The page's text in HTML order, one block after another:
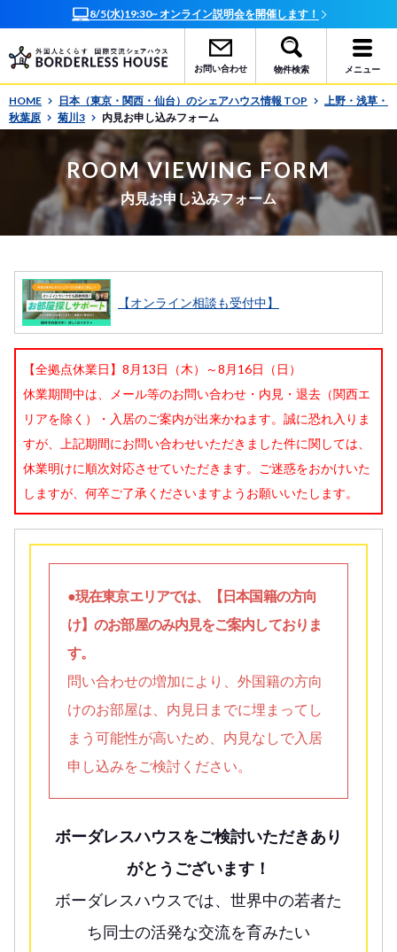
8/5(水)19:30~ オンライン説明会を開催します！
お問い合わせ 物件検索 メニュー
HOME 日本（東京・関西・仙台）のシェアハウス情報 TOP
上野・浅草・
秋葉原
菊川3 内見お申し込みフォーム
ROOM VIEWING FORM
内見お申し込みフォーム
【オンライン相談も受付中】
【全拠点休業日】8月13日（木）～8月16日（日）
休業期間中は、メール等のお問い合わせ・内見・退去（関西エ
リアを除く）・入居のご案内が出来かねます。誠に恐れ入りま
すが、上記期間にお問い合わせいただきました件に関しては、
休業明けに順次対応させていただきます。ご迷惑をおかけいた
しますが、何卒ご了承くださいますようお願いいたします。
●現在東京エリアでは、【日本国籍の方向
け】のお部屋のみ内見をご案内しておりま
す。
問い合わせの増加により、外国籍の方向
けのお部屋は、内見日までに埋まってし
まう可能性が高いため、内見なしで入居
申し込みをご検討ください。
ボーダレスハウスをご検討いただきあり
がとうございます！
ボーダレスハウスでは、世界中の若者た
ち同士の活発な交流を育みたい